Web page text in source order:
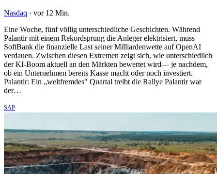
Nasdaq · vor 12 Min.
Eine Woche, fünf völlig unterschiedliche Geschichten. Während
Palantir mit einem Rekordsprung die Anleger elektrisiert, muss
SoftBank die finanzielle Last seiner Milliardenwette auf OpenAI
verdauen. Zwischen diesen Extremen zeigt sich, wie unterschiedlich
der KI-Boom aktuell an den Märkten bewertet wird— je nachdem,
ob ein Unternehmen bereits Kasse macht oder noch investiert.
Palantir: Ein „weltfremdes" Quartal treibt die Rallye Palantir war
der…
SAP